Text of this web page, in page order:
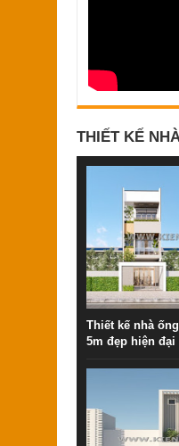
THIẾT KẾ
Thiết kế nhà
5m đẹp hiện đại